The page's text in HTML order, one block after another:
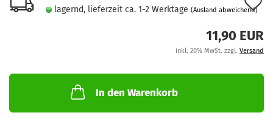
lagernd, lieferzeit ca. 1-2 Werktage (Ausland abweichend)
11,90 EUR
inkl. 20% MwSt. zzgl. Versand
In den Warenkorb